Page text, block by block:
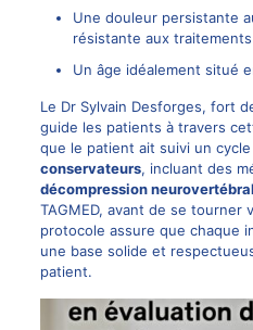
Une douleur persistante
résistante aux
Un âge idéalement situé
Le Dr Sylvain Desforges, fort
guide les patients à travers
que le patient ait suivi un cycle
conservateurs, incluant des
décompression
TAGMED, avant de se tourner
protocole assure que chaque
une base solide et
patient.